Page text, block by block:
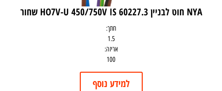
NYA חוט לבניין HO7V-U 450/750V IS 60227.3 שחור
חתך:
1.5
אריזה:
100
למידע נוסף